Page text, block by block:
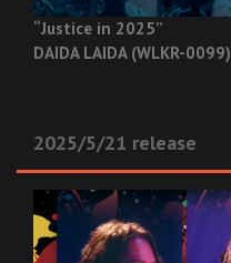
“Justice in 2025”
DAIDA LAIDA (WLKR-0099)
2025/5/21 release